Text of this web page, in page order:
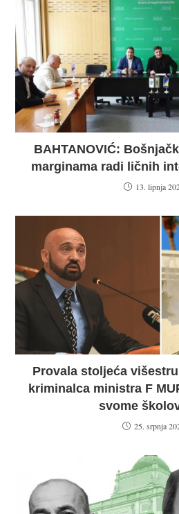
BAHTANOVIĆ:
marginama radi ličnih
13. lipnja
Provala stoljeća
kriminalca ministra F
svome
25. srpnja